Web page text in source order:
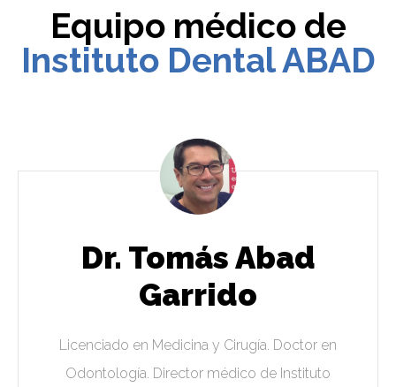
Equipo médico de
Instituto Dental ABAD
Dr. Tomás Abad
Garrido
Licenciado en Medicina y Cirugía. Doctor en
Odontología. Director médico de Instituto